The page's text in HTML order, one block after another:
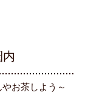
お茶しよう～